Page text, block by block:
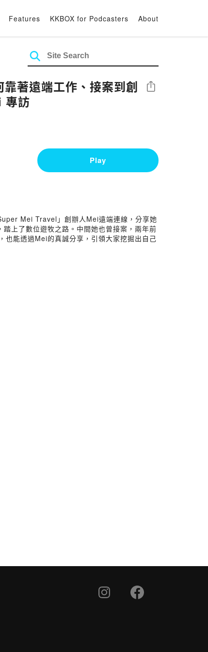
Features KKBOX for Podcasters About
著遠端工作、接案到創
專訪
Share
Play
Mei Travel」創辦人Mei遠端連線，分享她
上了數位遊牧之路。中間她也曾接案，兩年前
也能透過Mei的真誠分享，引領大家挖掘出自己